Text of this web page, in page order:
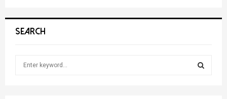
SEARCH